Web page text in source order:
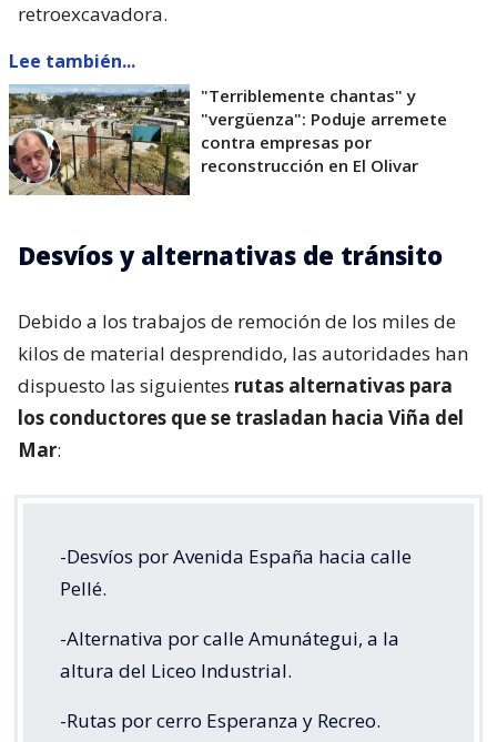
retroexcavadora.
Lee también...
"Terriblemente chantas" y
"vergüenza": Poduje arremete
contra empresas por
reconstrucción en El Olivar
Desvíos y alternativas de tránsito
Debido a los trabajos de remoción de los miles de
kilos de material desprendido, las autoridades han
dispuesto las siguientes rutas alternativas para
los conductores que se trasladan hacia Viña del
Mar:
-Desvíos por Avenida España hacia calle
Pellé.
-Alternativa por calle Amunátegui, a la
altura del Liceo Industrial.
-Rutas por cerro Esperanza y Recreo.